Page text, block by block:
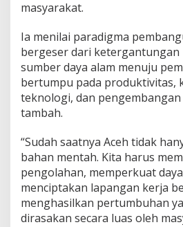
masyarakat.
Ia menilai paradigma
bergeser dari ketergantungan
sumber daya alam menuju
bertumpu pada produktivitas,
teknologi, dan
tambah.
“Sudah saatnya Aceh tidak
bahan mentah. Kita harus
pengolahan, memperkuat
menciptakan lapangan kerja
menghasilkan pertumbuhan
dirasakan secara luas oleh